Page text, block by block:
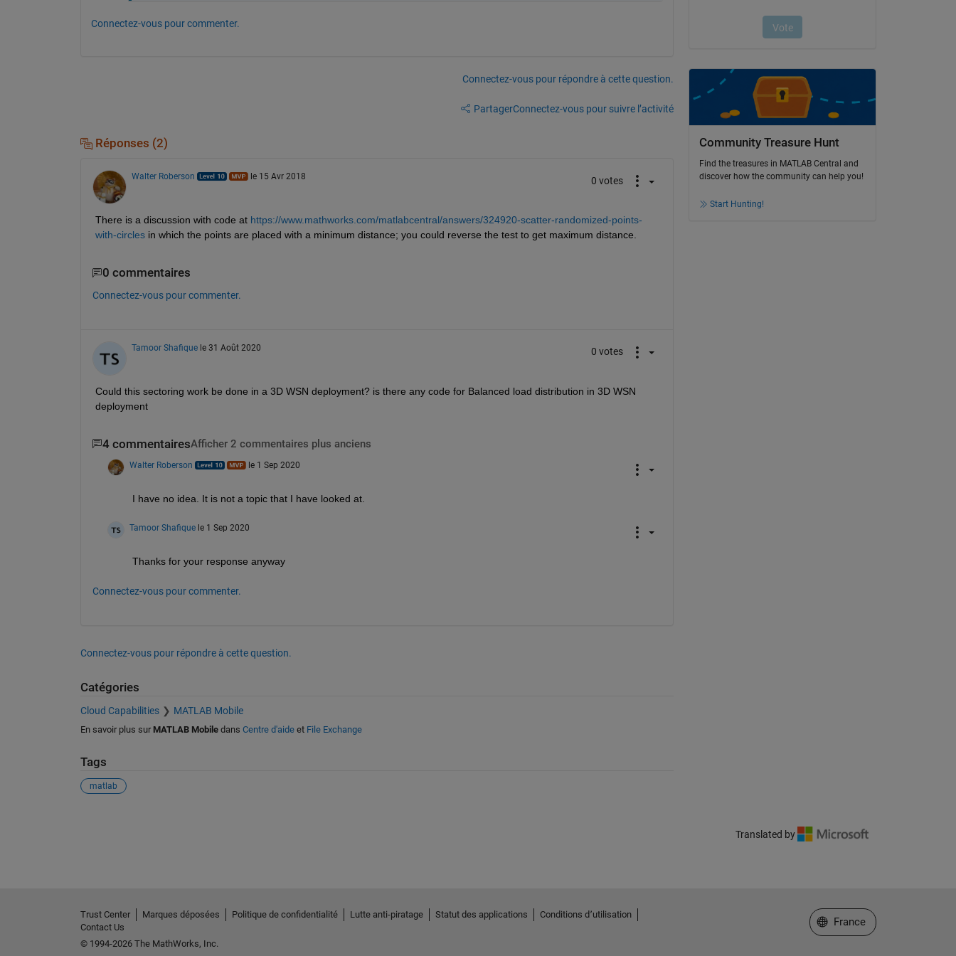
Connectez-vous pour commenter.
Connectez-vous pour répondre à cette question.
PartagerConnectez-vous pour suivre l’activité
Réponses (2)
Walter Roberson le 15 Avr 2018 0 votes
There is a discussion with code at https://www.mathworks.com/matlabcentral/answers/324920-scatter-randomized-points-
with-circles in which the points are placed with a minimum distance; you could reverse the test to get maximum distance.
0 commentaires
Connectez-vous pour commenter.
Tamoor Shafique le 31 Août 2020 0 votes
Could this sectoring work be done in a 3D WSN deployment? is there any code for Balanced load distribution in 3D WSN
deployment
4 commentairesAfficher 2 commentaires plus anciens
Walter Roberson le 1 Sep 2020
I have no idea. It is not a topic that I have looked at.
Tamoor Shafique le 1 Sep 2020
Thanks for your response anyway
Connectez-vous pour commenter.
Connectez-vous pour répondre à cette question.
Catégories
Cloud Capabilities MATLAB Mobile
En savoir plus sur MATLAB Mobiledans Centre d'aideet File Exchange
Tags
matlab
Community Treasure Hunt
Find the treasures in MATLAB Central and
discover how the community can help you!
Start Hunting!
Translated by
Trust Center Marques déposées Politique de confidentialité Lutte anti-piratage Statut des applications
Conditions d՚utilisation
Contact Us
© 1994-2026 The MathWorks, Inc.
Sélectionner un site web
France